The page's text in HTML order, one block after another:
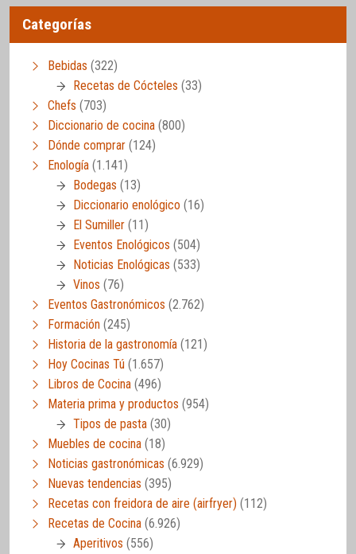
Categorías
Bebidas (322)
Recetas de Cócteles (33)
Chefs (703)
Diccionario de cocina (800)
Dónde comprar (124)
Enología (1.141)
Bodegas (13)
Diccionario enológico (16)
El Sumiller (11)
Eventos Enológicos (504)
Noticias Enológicas (533)
Vinos (76)
Eventos Gastronómicos (2.762)
Formación (245)
Historia de la gastronomía (121)
Hoy Cocinas Tú (1.657)
Libros de Cocina (496)
Materia prima y productos (954)
Tipos de pasta (30)
Muebles de cocina (18)
Noticias gastronómicas (6.929)
Nuevas tendencias (395)
Recetas con freidora de aire (airfryer) (112)
Recetas de Cocina (6.926)
Aperitivos (556)